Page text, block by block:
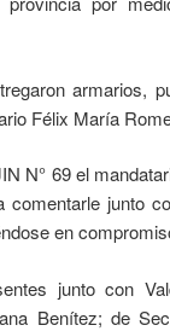
armarios,
Félix María
N° 69 el
comentarle junto
en
junto con
Benítez; de